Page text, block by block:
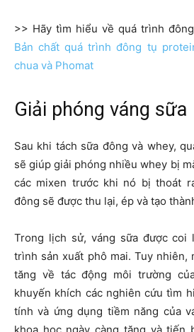
>> Hãy tìm hiểu về quá trình
Bản chất quá trình đông tụ
chua và Phomat
Giải phóng váng sữa
Sau khi tách sữa đông và whey,
sẽ giúp giải phóng nhiều whey bị
các mixen trước khi nó bị thoát
đông sẽ được thu lại, ép và tạo
Trong lịch sử, váng sữa được coi
trình sản xuất phô mai. Tuy nhiên,
tăng về tác động môi trường
khuyến khích các nghiên cứu tìm
tính và ứng dụng tiềm năng của